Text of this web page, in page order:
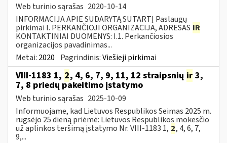
Web turinio sąrašas 2020-10-14
INFORMACIJA APIE SUDARYTĄ SUTARTĮ Paslaugų
pirkimai I. PERKANČIOJI ORGANIZACIJA, ADRESAS IR
KONTAKTINIAI DUOMENYS: I.1. Perkančiosios
organizacijos pavadinimas...
Metai: 2020 Pagrindinis:Viešieji pirkimai
VIII-1183 1, 2, 4, 6, 7, 9, 11, 12 straipsnių ir 3,
7, 8 priedų pakeitimo įstatymo
Web turinio sąrašas 2025-10-09
Informuojame, kad Lietuvos Respublikos Seimas 2025 m.
rugsėjo 25 dieną priėmė: Lietuvos Respublikos mokesčio
už aplinkos teršimą įstatymo Nr. VIII-1183 1, 2, 4, 6, 7,
9,...